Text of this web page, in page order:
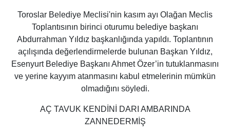
Toroslar Belediye Meclisi'nin kasım ayı Olağan Meclis
Toplantısının birinci oturumu belediye başkanı
Abdurrahman Yıldız başkanlığında yapıldı. Toplantının
açılışında değerlendirmelerde bulunan Başkan Yıldız,
Esenyurt Belediye Başkanı Ahmet Özer’in tutuklanmasını
ve yerine kayyım atanmasını kabul etmelerinin mümkün
olmadığını söyledi.
AÇ TAVUK KENDİNİ DARI AMBARINDA
ZANNEDERMİŞ